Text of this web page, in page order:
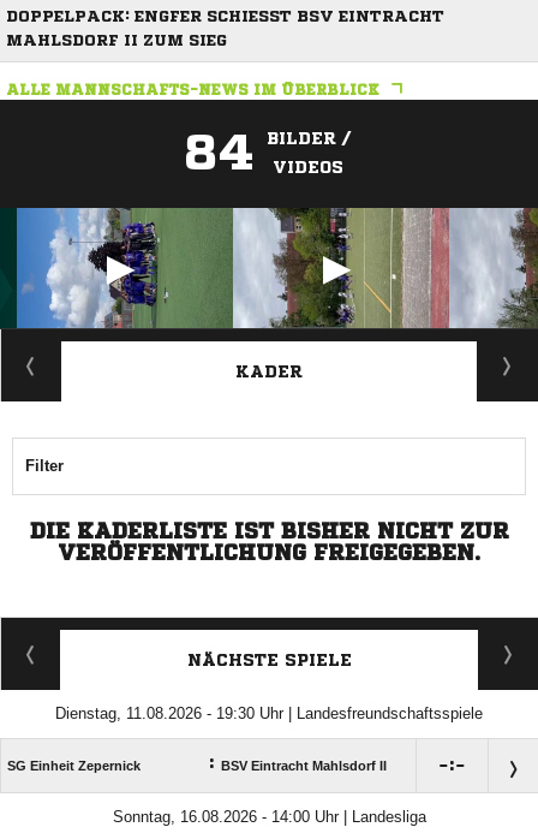
DOPPELPACK: ENGFER SCHIESST BSV EINTRACHT M
AHLSDORF II ZUM SIEG
ALLE MANNSCHAFTS-NEWS IM ÜBERBLICK
84
BILDER /
VIDEOS
ANZEIGE
KADER
Filter
DIE KADERLISTE IST BISHER NICHT ZUR
VERÖFFENTLICHUNG FREIGEGEBEN.
NÄCHSTE SPIELE
Dienstag, 11.08.2026 - 19:30 Uhr | Landesfreundschaftsspiele
SG Einheit Zepernick : BSV Eintracht Mahlsdorf II :
Sonntag, 16.08.2026 - 14:00 Uhr | Landesliga